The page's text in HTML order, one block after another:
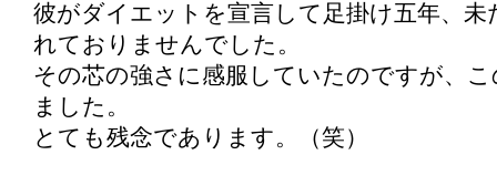
彼がダイエットを宣言して足掛け五年、未
れておりませんでした。
その芯の強さに感服していたのですが、
ました。
とても残念であります。（笑）